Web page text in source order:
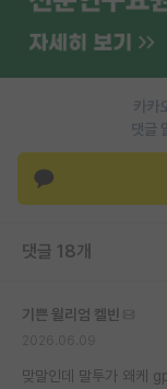
카카
댓글
댓글 18개
기쁜 윌리엄 켈빈
맞말인데 말투가 왜케